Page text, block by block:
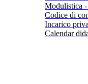
Modulistica
Codice di
Incarico
Calendar